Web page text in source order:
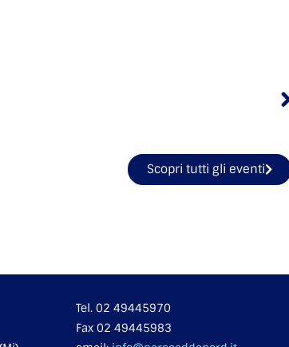
Scopri tutti gli eventi
Tel. 02 49445970
Fax 02 49445983